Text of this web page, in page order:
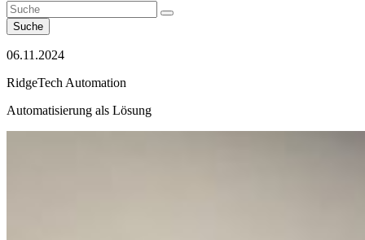
Suche
06.11.2024
RidgeTech Automation
Automatisierung als Lösung